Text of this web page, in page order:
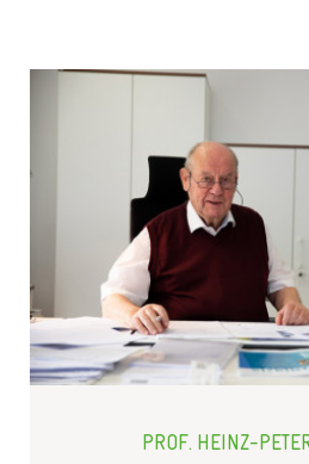
PROF. HEINZ-